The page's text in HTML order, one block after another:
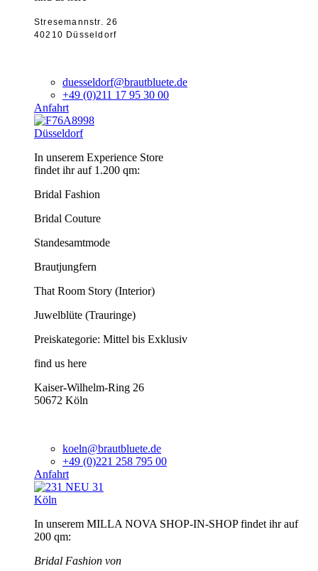
Stresemannstr. 26
40210 Düsseldorf
duesseldorf@brautbluete.de
+49 (0)211 17 95 30 00
Anfahrt
Düsseldorf
In unserem Experience Store
findet ihr auf 1.200 qm:
Bridal Fashion
Bridal Couture
Standesamtmode
Brautjungfern
That Room Story (Interior)
Juwelblüte (Trauringe)
Preiskategorie: Mittel bis Exklusiv
find us here
Kaiser-Wilhelm-Ring 26
50672 Köln
koeln@brautbluete.de
+49 (0)221 258 795 00
Anfahrt
Köln
In unserem MILLA NOVA SHOP-IN-SHOP findet ihr auf
200 qm:
Bridal Fashion von